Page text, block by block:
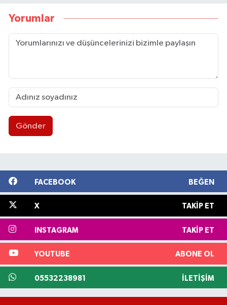
Yorumlar
Gönder
FACEBOOK BEĞEN
X TAKIP ET
INSTAGRAM TAKIP ET
YOUTUBE ABONE OL
05532238981 İLETIŞIM